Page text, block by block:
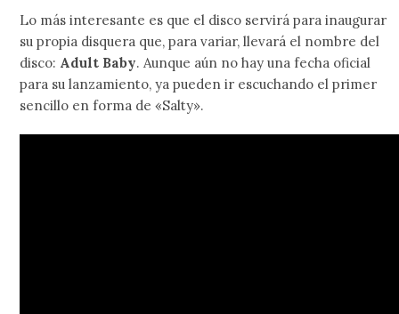
Lo más interesante es que el disco servirá para inaugurar
su propia disquera que, para variar, llevará el nombre del
disco: Adult Baby. Aunque aún no hay una fecha oficial
para su lanzamiento, ya pueden ir escuchando el primer
sencillo en forma de «Salty».